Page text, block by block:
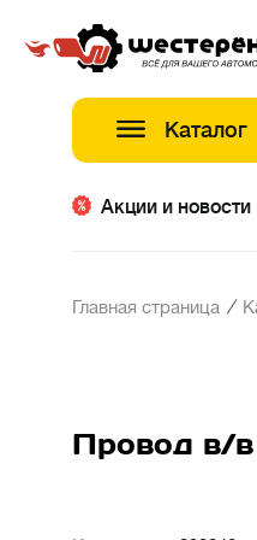
Каталог
Акции и новости
Главная страница /
Провод в/